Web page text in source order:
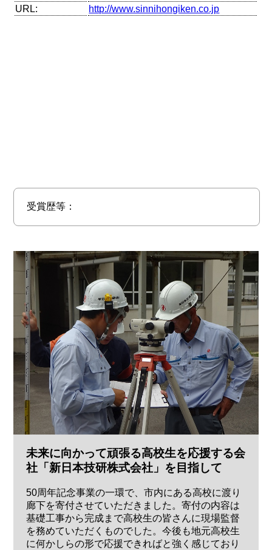
URL:
http://www.sinnihongiken.co.jp
受賞歴等：
未来に向かって頑張る高校生を応援する会
社「新日本技研株式会社」を目指して
50周年記念事業の一環で、市内にある高校に渡り
廊下を寄付させていただきました。寄付の内容は
基礎工事から完成まで高校生の皆さんに現場監督
を務めていただくものでした。今後も地元高校生
に何かしらの形で応援できればと強く感じており